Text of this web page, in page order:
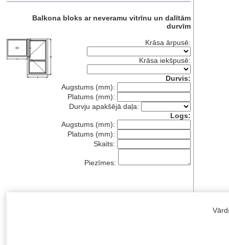
Balkona bloks ar neveramu vitrīnu un dalītām
durvīm
Krāsa ārpusē:
Krāsa iekšpusē:
Durvis:
Augstums (mm):
Platums (mm):
Durvju apakšējā daļa:
Logs:
Augstums (mm):
Platums (mm):
Skaits:
Piezīmes: